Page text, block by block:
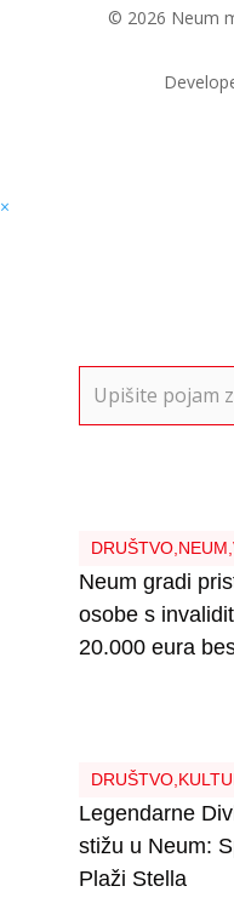
© 2026 Neum
×
for:
DRUŠTVO, NEUM
Neum gradi
osobe s
20.000 eura
DRUŠTVO,
Legendarne
stižu u Neum:
Plaži Stella